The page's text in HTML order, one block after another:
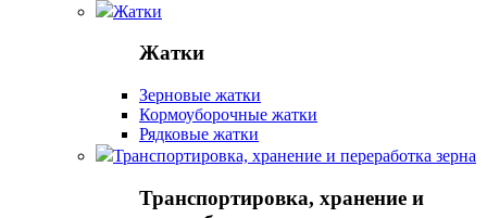
Жатки
Жатки
Зерновые жатки
Кормоуборочные жатки
Рядковые жатки
Транспортировка, хранение и переработка зерна
Транспортировка, хранение и